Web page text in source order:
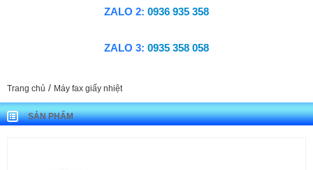
ZALO 2: 0936 935 358
ZALO 3: 0935 358 058
Trang chủ / Máy fax giấy nhiệt
SẢN PHẨM